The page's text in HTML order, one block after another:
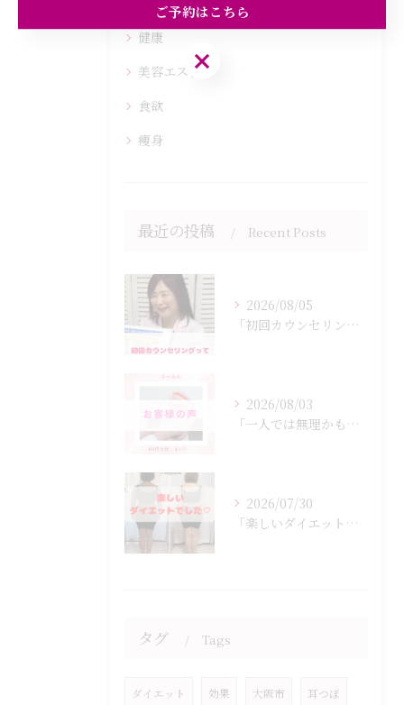
健康
美容エステ
食欲
痩身
最近の投稿 Recent Posts
2026/08/05
「初回カウンセリングでは何をするの？」
2026/08/03
「一人では無理かも…」
2026/07/30
「楽しいダイエットでした♡」
タグ Tags
ダイエット 効果 大阪市 耳つぼ
ご予約はこちら
ご予約はこちら